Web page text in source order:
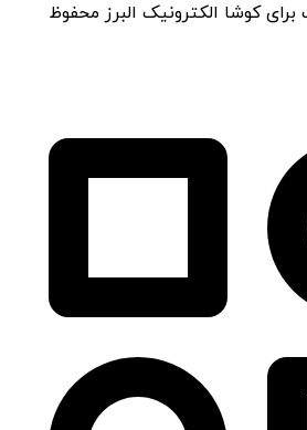
کوشا الکترونیک البرز محفوظ